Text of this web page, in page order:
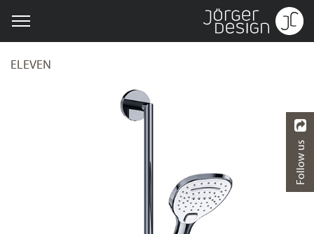
ELEVEN
Follow us